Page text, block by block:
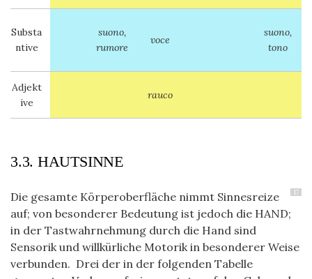
Substa
ntive
suono,
rumore
voce
suono,
tono
Adjekt
ive
rauco
3.3. HAUTSINNE
17
Die gesamte Körperoberfläche nimmt Sinnesreize
auf; von besonderer Bedeutung ist jedoch die HAND;
in der Tastwahrnehmung durch die Hand sind
Sensorik und willkürliche Motorik in besonderer Weise
verbunden. Drei der in der folgenden Tabelle